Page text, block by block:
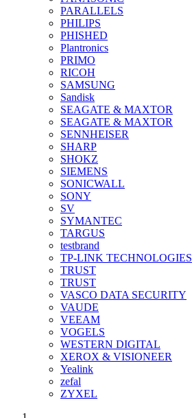
PARALLELS
PHILIPS
PHISHED
Plantronics
PRIMO
RICOH
SAMSUNG
Sandisk
SEAGATE & MAXTOR
SEAGATE & MAXTOR
SENNHEISER
SHARP
SHOKZ
SIEMENS
SONICWALL
SONY
SV
SYMANTEC
TARGUS
testbrand
TP-LINK TECHNOLOGIES
TRUST
TRUST
VASCO DATA SECURITY
VAUDE
VEEAM
VOGELS
WESTERN DIGITAL
XEROX & VISIONEER
Yealink
zefal
ZYXEL